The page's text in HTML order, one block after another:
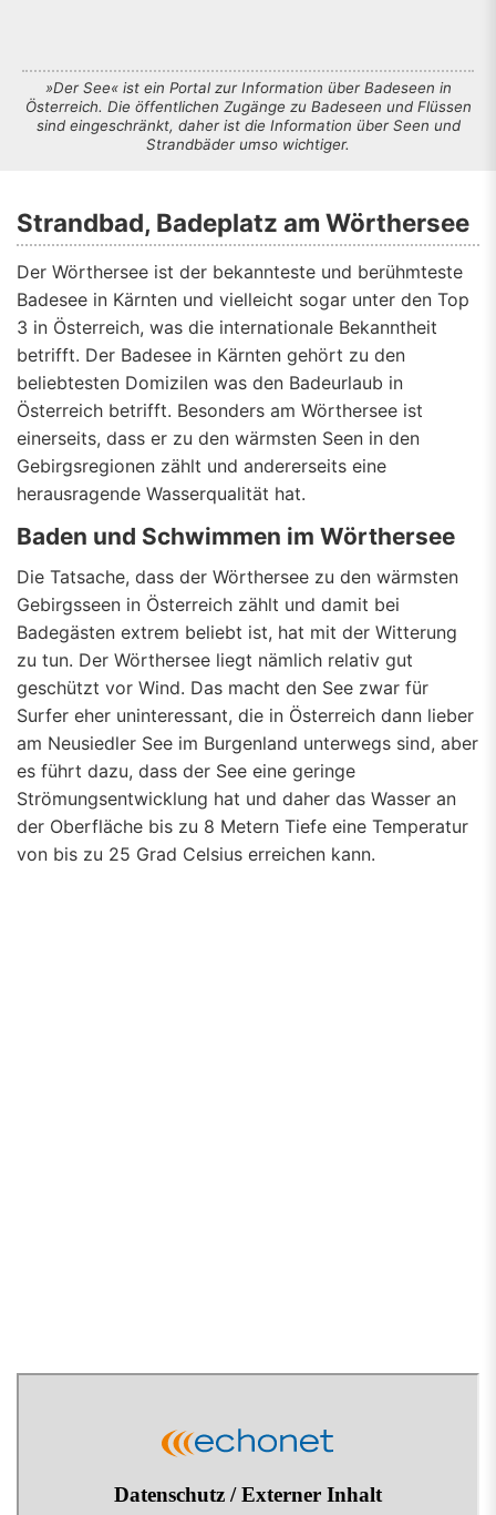
»Der See« ist ein Portal zur Information über Badeseen in
Österreich. Die öffentlichen Zugänge zu Badeseen und Flüssen
sind eingeschränkt, daher ist die Information über Seen und
Strandbäder umso wichtiger.
Strandbad, Badeplatz am Wörthersee
Der Wörthersee ist der bekannteste und berühmteste
Badesee in Kärnten und vielleicht sogar unter den Top
3 in Österreich, was die internationale Bekanntheit
betrifft. Der Badesee in Kärnten gehört zu den
beliebtesten Domizilen was den Badeurlaub in
Österreich betrifft. Besonders am Wörthersee ist
einerseits, dass er zu den wärmsten Seen in den
Gebirgsregionen zählt und andererseits eine
herausragende Wasserqualität hat.
Baden und Schwimmen im Wörthersee
Die Tatsache, dass der Wörthersee zu den wärmsten
Gebirgsseen in Österreich zählt und damit bei
Badegästen extrem beliebt ist, hat mit der Witterung
zu tun. Der Wörthersee liegt nämlich relativ gut
geschützt vor Wind. Das macht den See zwar für
Surfer eher uninteressant, die in Österreich dann lieber
am Neusiedler See im Burgenland unterwegs sind, aber
es führt dazu, dass der See eine geringe
Strömungsentwicklung hat und daher das Wasser an
der Oberfläche bis zu 8 Metern Tiefe eine Temperatur
von bis zu 25 Grad Celsius erreichen kann.